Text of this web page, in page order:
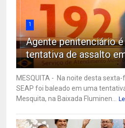
1
Agente penitenciário
tentativa de assalto
MESQUITA - Na noite desta
SEAP foi baleado em uma
Mesquita, na Baixada Fluminen...